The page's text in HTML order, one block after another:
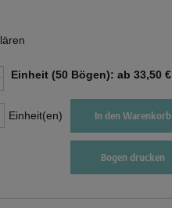
Einheit (50 Bögen): ab 33,50 €
Einheit(en) In den Warenkorb
Bogen drucken